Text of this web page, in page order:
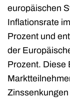
europäischen
Inflationsrate
Prozent und
der
Prozent. Diese